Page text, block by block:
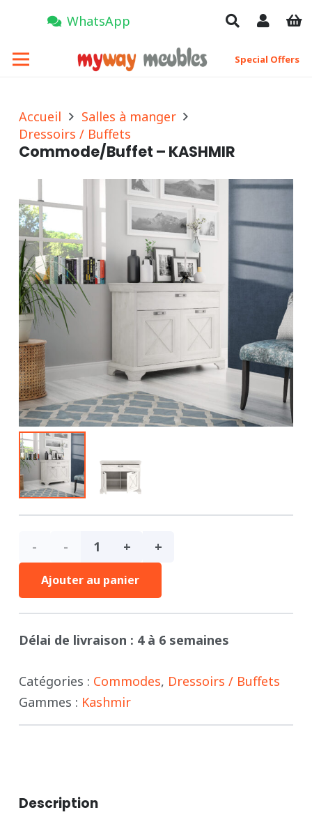
WhatsApp
Special Offers
Accueil
Salles à manger
Dressoirs / Buffets
Commode/Buffet – KASHMIR
quantité
Commode/Buffet
-
Ajouter au panier
Délai de livraison : 4 à 6 semaines
Catégories : Commodes, Dressoirs / Buffets
Gammes : Kashmir
Description